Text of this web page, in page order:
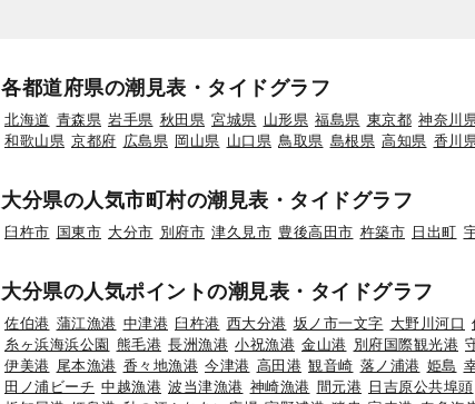
各都道府県の潮見表・タイドグラフ
北海道 青森県 岩手県 秋田県 宮城県 山形県 福島県 東京都 神奈川
和歌山県 京都府 広島県 岡山県 山口県 鳥取県 島根県 高知県 香川
大分県の人気市町村の潮見表・タイドグラフ
臼杵市 国東市 大分市 別府市 津久見市 豊後高田市 杵築市 日出町
大分県の人気ポイントの潮見表・タイドグラフ
佐伯港 蒲江漁港 中津港 臼杵港 西大分港 坂ノ市一文字 大野川河口
糸ヶ浜海浜公園 熊毛港 長洲漁港 小祝漁港 金山港 別府国際観光港
伊美港 尾本漁港 香々地漁港 今津港 高田港 観音崎 落ノ浦港 姫島
田ノ浦ビーチ 中越漁港 波当津漁港 神崎漁港 間元港 日吉原公共埠頭